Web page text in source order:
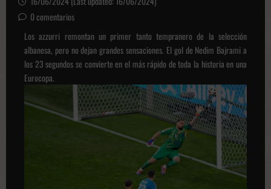
0 comentarios
Los azzurri remontan un primer tanto tempranero de la selección
albanesa, pero no dejan grandes sensaciones. El gol de Nedim Bajrami a
los 23 segundos se convierte en el más rápido de toda la historia en una
Eurocopa.